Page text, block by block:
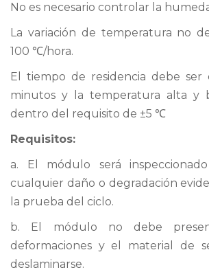
No es necesario controlar la
La variación de temperatura no
100 ℃/hora.
El tiempo de residencia debe ser
minutos y la temperatura alta y
dentro del requisito de ±5 ℃
Requisitos:
a. El módulo será
cualquier daño o degradación
la prueba del ciclo.
b. El módulo no debe
deformaciones y el material de
deslaminarse.